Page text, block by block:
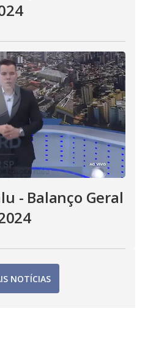
- Balanço Geral
NOTÍCIAS